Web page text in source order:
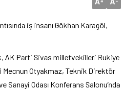
iş insanı Gökhan Karagöl,
AK Parti Sivas milletvekilleri Rukiye
Mecnun Otyakmaz, Teknik Direktör
Sanayi Odası Konferans Salonu’nda